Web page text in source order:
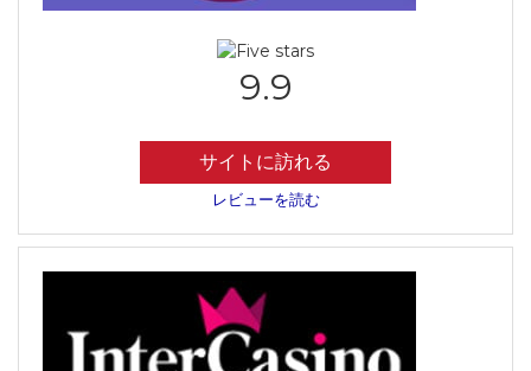
9.9
サイトに訪れる
レビューを読む